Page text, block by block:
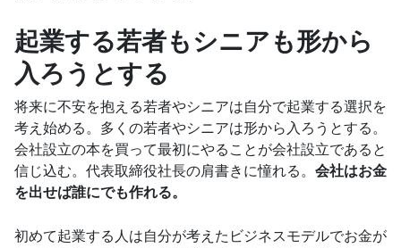
起業する若者もシニアも形から
入ろうとする
将来に不安を抱える若者やシニアは自分で起業する選択を
考え始める。多くの若者やシニアは形から入ろうとする。
会社設立の本を買って最初にやることが会社設立であると
信じ込む。代表取締役社長の肩書きに憧れる。 会社はお金
を出せば誰にでも作れる。
初めて起業する人は自分が考えたビジネスモデルでお金が